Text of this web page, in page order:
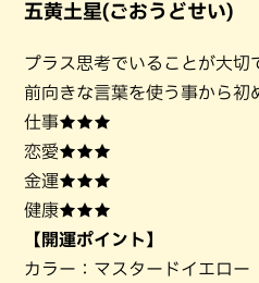
五黄土星(ごおうどせい)
プラス思考でいることが大切
前向きな言葉を使う事から初
仕事★★★
恋愛★★★
金運★★★
健康★★★
【開運ポイント】
カラー：マスタードイエロー